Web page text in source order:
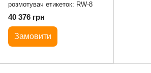
розмотувач етикеток: RW-8
40 376 грн
Замовити